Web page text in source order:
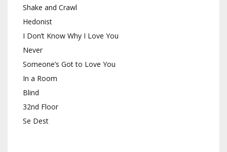
Shake and Crawl
Hedonist
I Don’t Know Why I Love You
Never
Someone’s Got to Love You
In a Room
Blind
32nd Floor
Se Dest